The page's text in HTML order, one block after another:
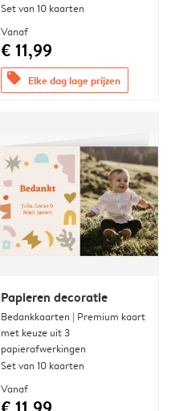
Set van 10 kaarten
Vanaf
€ 11,99
offers Elke dag lage prijzen
Papieren decoratie
Bedankkaarten | Premium kaart
met keuze uit 3
papierafwerkingen
Set van 10 kaarten
Vanaf